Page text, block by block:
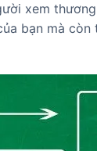
xem
bạn mà